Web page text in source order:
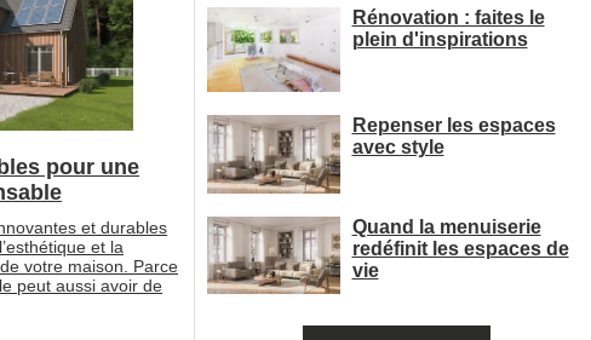
pour une
et durables
et la
votre maison. Parce
peut aussi avoir de
Rénovation : faites le
plein d'inspirations
Repenser les espaces
avec style
Quand la menuiserie
redéfinit les espaces de
vie